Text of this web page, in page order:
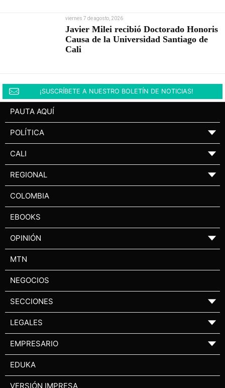
viernes 7 de agosto, 2026
Javier Milei recibió Doctorado Honoris
Causa de la Universidad Santiago de
Cali
¡SUSCRÍBETE A NUESTRO BOLETÍN DE NOTICIAS!
PAUTA AQUÍ
POLÍTICA ▼
CALI ▼
REGIONAL ▼
COLOMBIA
EBOOKS
OPINIÓN ▼
MTN
NEGOCIOS
SECCIONES ▼
LEGALES ▼
EMPRESARIO ▼
EDUKA
VERSIÓN IMPRESA